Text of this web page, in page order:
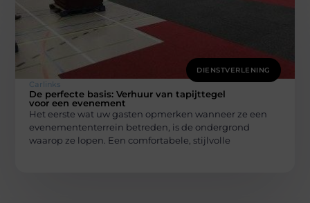
DIENSTVERLENING
Carlinks
De perfecte basis: Verhuur van tapijttegel
voor een evenement
Het eerste wat uw gasten opmerken wanneer ze een
evenemententerrein betreden, is de ondergrond
waarop ze lopen. Een comfortabele, stijlvolle